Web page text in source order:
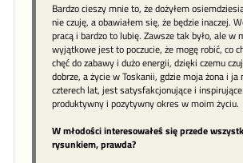
Bardzo cieszy mnie to, że dożyłem
nie czuję, a obawiałem się, że będzie inaczej.
pracą i bardzo to lubię. Zawsze tak było, ale w
wyjątkowe jest to poczucie, że mogę robić, co
chęć do zabawy i dużo energii, dzięki czemu
dobrze, a życie w Toskanii, gdzie moja żona i
czterech lat, jest satysfakcjonujące i
produktywny i pozytywny okres w moim życiu.
W młodości interesowałeś się przede
rysunkiem, prawda?